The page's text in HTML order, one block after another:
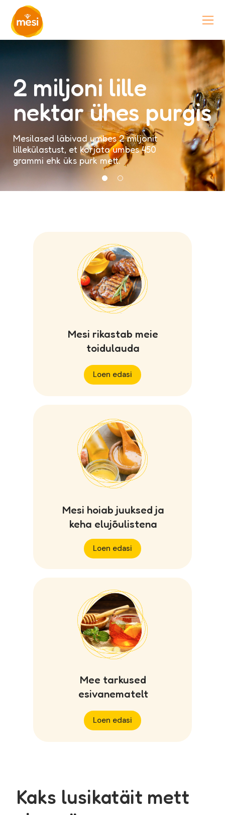
Mesilased läbivad umbes 2 miljonit
lillekülastust, et korjata umbes 450
grammi ehk üks purk mett.
2 miljoni lille
nektar ühes purgis
Mesi rikastab meie
toidulauda
Loen edasi
Mesi hoiab juuksed ja
keha elujõulistena
Loen edasi
Mee tarkused
esivanematelt
Loen edasi
Kaks lusikatäit mett